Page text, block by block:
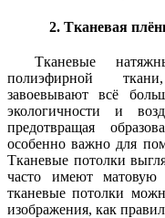
2. Тканевая
Тканевые
полиэфирной
завоевывают всё
экологичности и
предотвращая
особенно важно для
Тканевые потолки
часто имеют матовую
тканевые потолки
изображения, как